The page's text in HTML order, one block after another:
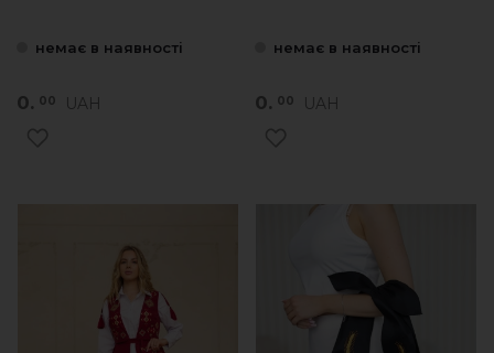
немає в наявності
0. 00 UAH
немає в наявності
0. 00 UAH